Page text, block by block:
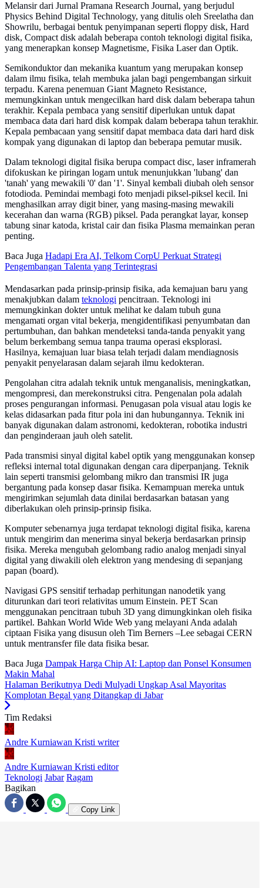
Melansir dari Jurnal Pramana Research Journal, yang berjudul
Physics Behind Digital Technology, yang ditulis oleh Sreelatha dan
Showrilu, berbagai bentuk penyimpanan seperti floppy disk, Hard
disk, Compact disk adalah beberapa contoh teknologi digital fisika,
yang menerapkan konsep Magnetisme, Fisika Laser dan Optik.
Semikonduktor dan mekanika kuantum yang merupakan konsep
dalam ilmu fisika, telah membuka jalan bagi pengembangan sirkuit
terpadu. Karena penemuan Giant Magneto Resistance,
memungkinkan untuk mengecilkan hard disk dalam beberapa tahun
terakhir. Kepala pembaca yang sensitif diperlukan untuk dapat
membaca data dari hard disk kompak dalam beberapa tahun terakhir.
Kepala pembacaan yang sensitif dapat membaca data dari hard disk
kompak yang digunakan di laptop dan beberapa pemutar musik.
Dalam teknologi digital fisika berupa compact disc, laser inframerah
difokuskan ke piringan logam untuk menunjukkan 'lubang' dan
'tanah' yang mewakili '0' dan '1'. Sinyal kembali diubah oleh sensor
fotodioda. Pemindai membagi foto menjadi piksel-piksel kecil. Ini
menghasilkan array digit biner, yang masing-masing mewakili
kecerahan dan warna (RGB) piksel. Pada perangkat layar, konsep
tabung sinar katoda, kristal cair dan fisika Plasma memainkan peran
penting.
Baca Juga Hadapi Era AI, Telkom CorpU Perkuat Strategi
Pengembangan Talenta yang Terintegrasi
Mendasarkan pada prinsip-prinsip fisika, ada kemajuan baru yang
menakjubkan dalam teknologi pencitraan. Teknologi ini
memungkinkan dokter untuk melihat ke dalam tubuh guna
mengamati organ vital bekerja, mengidentifikasi penyumbatan dan
pertumbuhan, dan bahkan mendeteksi tanda-tanda penyakit yang
belum berkembang semua tanpa trauma operasi eksplorasi.
Hasilnya, kemajuan luar biasa telah terjadi dalam mendiagnosis
penyakit penyelarasan dalam sejarah ilmu kedokteran.
Pengolahan citra adalah teknik untuk menganalisis, meningkatkan,
mengompresi, dan merekonstruksi citra. Pengenalan pola adalah
proses pengurangan informasi. Penugasan pola visual atau logis ke
kelas didasarkan pada fitur pola ini dan hubungannya. Teknik ini
banyak digunakan dalam astronomi, kedokteran, robotika industri
dan penginderaan jauh oleh satelit.
Pada transmisi sinyal digital kabel optik yang menggunakan konsep
refleksi internal total digunakan dengan cara diperpanjang. Teknik
lain seperti transmisi gelombang mikro dan transmisi IR juga
bergantung pada konsep dasar fisika. Kemampuan mereka untuk
mengirimkan sejumlah data dinilai berdasarkan batasan yang
diberlakukan oleh prinsip-prinsip fisika.
Komputer sebenarnya juga terdapat teknologi digital fisika, karena
untuk mengirim dan menerima sinyal bekerja berdasarkan prinsip
fisika. Mereka mengubah gelombang radio analog menjadi sinyal
digital yang diwakili oleh elektron yang mendesing di sepanjang
papan (board).
Navigasi GPS sensitif terhadap perhitungan nanodetik yang
diturunkan dari teori relativitas umum Einstein. PET Scan
menggunakan pencitraan tubuh 3D yang dimungkinkan oleh fisika
partikel. Bahkan World Wide Web yang melayani Anda adalah
ciptaan Fisika yang disusun oleh Tim Berners –Lee sebagai CERN
untuk mentransfer file data fisika besar.
Baca Juga Dampak Harga Chip AI: Laptop dan Ponsel Konsumen
Makin Mahal
Halaman Berikutnya Dedi Mulyadi Ungkap Asal Mayoritas
Komplotan Begal yang Ditangkap di Jabar
Tim Redaksi
Andre Kurniawan Kristi writer
Andre Kurniawan Kristi editor
Teknologi Jabar Ragam
Bagikan
Copy Link